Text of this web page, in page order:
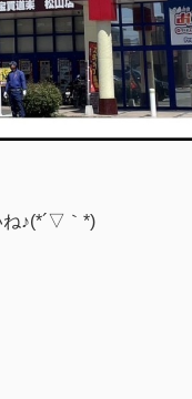
ね♪(*´▽｀*)